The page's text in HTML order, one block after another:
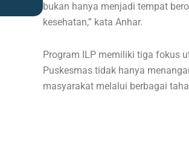
bukan hanya menjadi tempat
kesehatan,” kata Anhar.
Program ILP memiliki tiga fokus
Puskesmas tidak hanya
masyarakat melalui berbagai